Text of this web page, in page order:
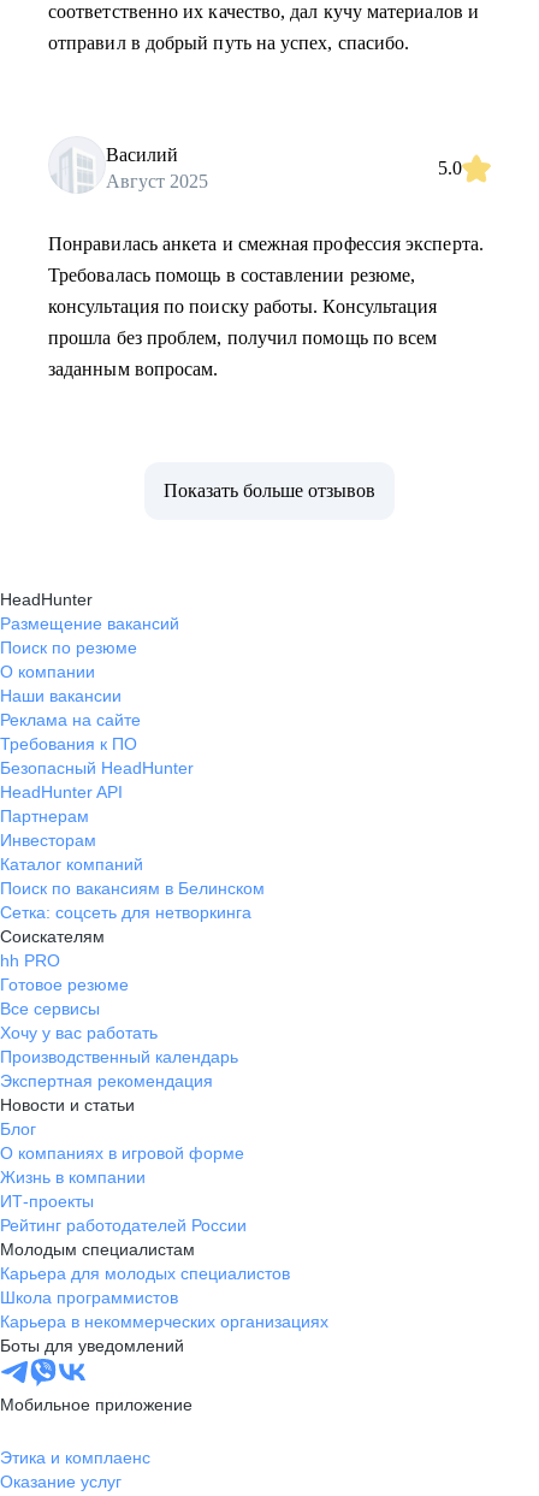
соответственно их качество, дал кучу материалов и
отправил в добрый путь на успех, спасибо.
Василий
Август 2025
5.0
Понравилась анкета и смежная профессия эксперта.
Требовалась помощь в составлении резюме,
консультация по поиску работы. Консультация
прошла без проблем, получил помощь по всем
заданным вопросам.
Показать больше отзывов
HeadHunter
Размещение вакансий
Поиск по резюме
О компании
Наши вакансии
Реклама на сайте
Требования к ПО
Безопасный HeadHunter
HeadHunter API
Партнерам
Инвесторам
Каталог компаний
Поиск по вакансиям в Белинском
Сетка: соцсеть для нетворкинга
Соискателям
hh PRO
Готовое резюме
Все сервисы
Хочу у вас работать
Производственный календарь
Экспертная рекомендация
Новости и статьи
Блог
О компаниях в игровой форме
Жизнь в компании
ИТ-проекты
Рейтинг работодателей России
Молодым специалистам
Карьера для молодых специалистов
Школа программистов
Карьера в некоммерческих организациях
Боты для уведомлений
Мобильное приложение
Этика и комплаенс
Оказание услуг